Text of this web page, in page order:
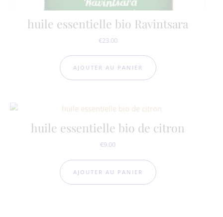
huile essentielle bio Ravintsara
€23.00
AJOUTER AU PANIER
huile essentielle bio de citron
€9.00
AJOUTER AU PANIER